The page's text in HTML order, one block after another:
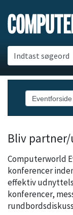
Indtast søgeord
Bliv
Computerworld
konferencer
effektiv
konferencer,